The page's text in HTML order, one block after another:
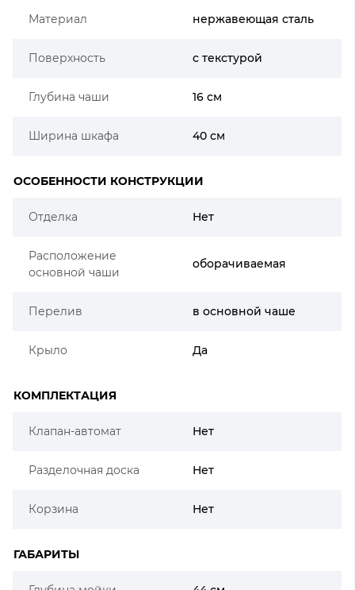
Материал нержавеющая сталь
Поверхность с текстурой
Глубина чаши 16 см
Ширина шкафа 40 см
ОСОБЕННОСТИ КОНСТРУКЦИИ
Отделка Нет
Расположение
основной чаши
оборачиваемая
Перелив в основной чаше
Крыло Да
КОМПЛЕКТАЦИЯ
Клапан-автомат Нет
Разделочная доска Нет
Корзина Нет
ГАБАРИТЫ